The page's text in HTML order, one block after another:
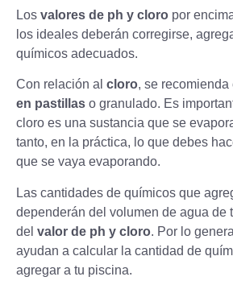
Los valores de ph y cloro por
los ideales deberán corregirse,
químicos adecuados.
Con relación al cloro, se recomienda
en pastillas o granulado. Es
cloro es una sustancia que se
tanto, en la práctica, lo que debes
que se vaya evaporando.
Las cantidades de químicos que
dependerán del volumen de agua de
del valor de ph y cloro. Por lo
ayudan a calcular la cantidad de
agregar a tu piscina.